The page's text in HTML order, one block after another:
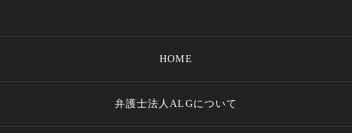
HOME
弁護士法人ALGについて